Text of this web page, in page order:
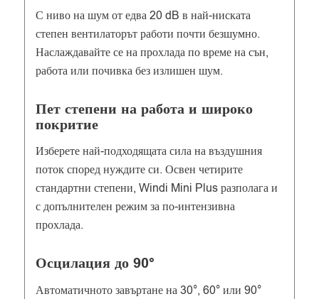
С ниво на шум от едва 20 dB в най-ниската
степен вентилаторът работи почти безшумно.
Наслаждавайте се на прохлада по време на сън,
работа или почивка без излишен шум.
Пет степени на работа и широко
покритие
Изберете най-подходящата сила на въздушния
поток според нуждите си. Освен четирите
стандартни степени, Windi Mini Plus разполага и
с допълнителен режим за по-интензивна
прохлада.
Осцилация до 90°
Автоматичното завъртане на 30°, 60° или 90°